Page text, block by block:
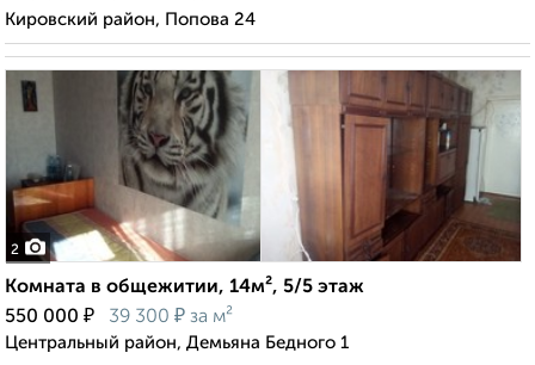
Кировский район, Попова 24
2
Комната в общежитии, 14м², 5/5 этаж
550 000 ₽ 39 300 ₽ за м²
Центральный район, Демьяна Бедного 1